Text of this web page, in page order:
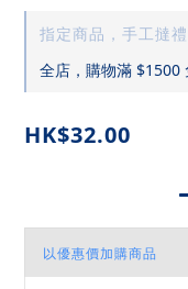
指定商品，手工撻
全店，購物滿 $1500
HK$32.00
以優惠價加購商品